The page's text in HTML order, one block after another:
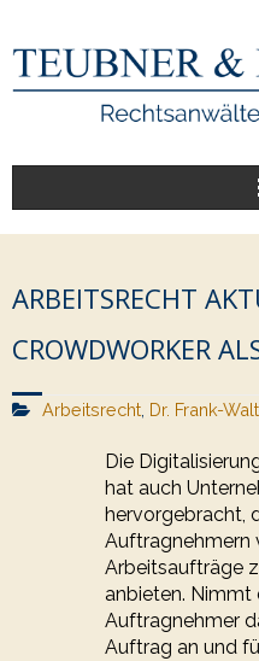
Start
Unsere Leistungen
Veröffentlichungen
Über uns
ARBEITSRECHT
CROWDWORKER
Arbeitsrecht, Dr. Frank-
Die
hat auch
hervorgebracht,
Auftragnehmern
Arbeitsaufträge
anbieten. Nimmt
Auftragnehmer
Auftrag an und